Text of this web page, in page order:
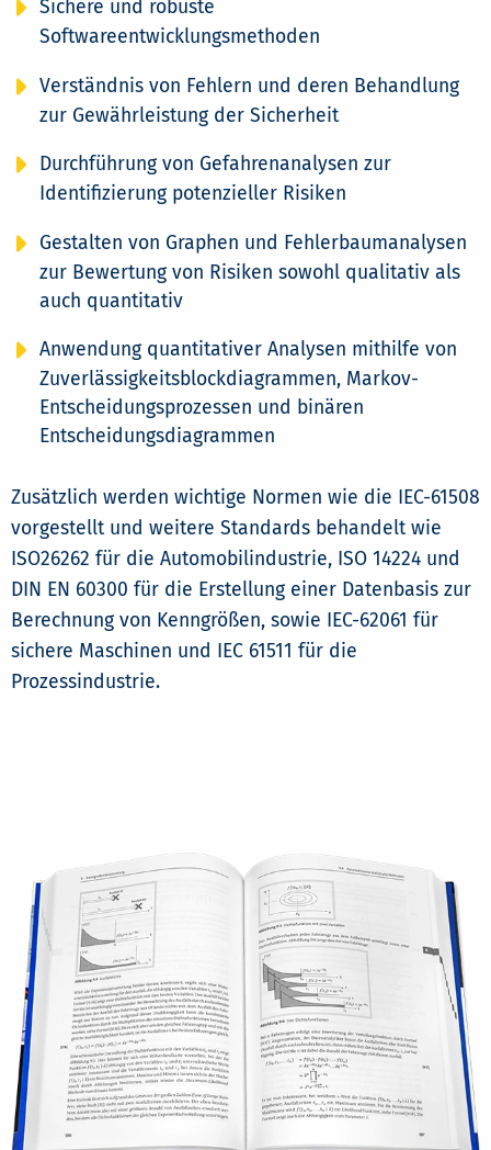
Sichere und robuste
Softwareentwicklungsmethoden
Verständnis von Fehlern und deren Behandlung
zur Gewährleistung der Sicherheit
Durchführung von Gefahrenanalysen zur
Identifizierung potenzieller Risiken
Gestalten von Graphen und Fehlerbaumanalysen
zur Bewertung von Risiken sowohl qualitativ als
auch quantitativ
Anwendung quantitativer Analysen mithilfe von
Zuverlässigkeitsblockdiagrammen, Markov-
Entscheidungsprozessen und binären
Entscheidungsdiagrammen
Zusätzlich werden wichtige Normen wie die IEC-61508
vorgestellt und weitere Standards behandelt wie
ISO26262 für die Automobilindustrie, ISO 14224 und
DIN EN 60300 für die Erstellung einer Datenbasis zur
Berechnung von Kenngrößen, sowie IEC-62061 für
sichere Maschinen und IEC 61511 für die
Prozessindustrie.